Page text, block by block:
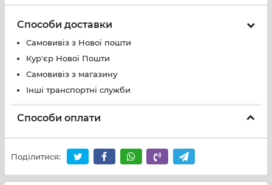
Способи доставки
Самовивіз з Нової пошти
Кур'єр Нової Пошти
Самовивіз з магазину
Інші транспортні служби
Способи оплати
Поділитися: